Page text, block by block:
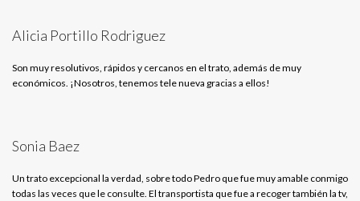
Alicia Portillo Rodriguez
Son muy resolutivos, rápidos y cercanos en el trato, además de muy
económicos. ¡Nosotros, tenemos tele nueva gracias a ellos!
Sonia Baez
Un trato excepcional la verdad, sobre todo Pedro que fue muy amable conmigo
todas las veces que le consulte. El transportista que fue a recoger también la tv,